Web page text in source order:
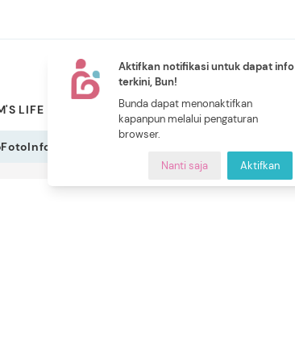
Aktifkan notifikasi untuk dapat info
terkini, Bun!
Bunda dapat menonaktifkan
kapanpun melalui pengaturan
browser.
Nanti saja Aktifkan
LIFE PILIHAN BUNDA
NEW
CERITA BUNDA
FotoInfografis